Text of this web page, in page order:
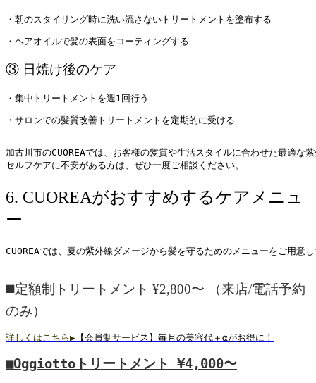
・朝のスタイリング時に洗い流さないトリートメントを塗布する
・ヘアオイルで髪の表面をコーティングする
③ 日焼け後のケア
・集中トリートメントを週1回行う
・サロンでの髪質改善トリートメントを定期的に受ける
加古川市のCUOREAでは、お客様の髪質や生活スタイルに合わせた最適な
セルフケアに不安がある方は、ぜひ一度ご相談ください。
6. CUOREAがおすすめするケアメニュ
ー
CUOREAでは、夏の紫外線ダメージから髪を守るためのメニューをご用意
◼️定額制トリートメント ¥2,800〜
（来店/電話予約
のみ）
詳しく はこちら▶︎ 【会員制サービス】毎月の美容代＋αがお得に！
■Oggiottoトリートメント ¥4,000〜